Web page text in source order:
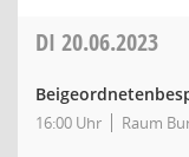
DI 20.06.2023
16:00 Uhr Raum